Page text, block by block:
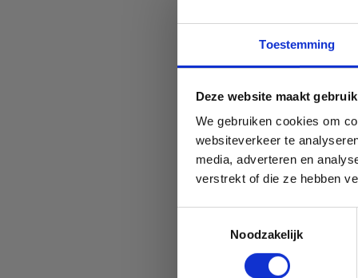
Toestemming
Deze website maakt
We gebruiken cookies om
websiteverkeer te
media, adverteren en
verstrekt of die ze hebben
Noodzakelijk